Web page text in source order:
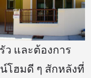
ว และต้องการ
โฮมดี ๆ สักหลังที่